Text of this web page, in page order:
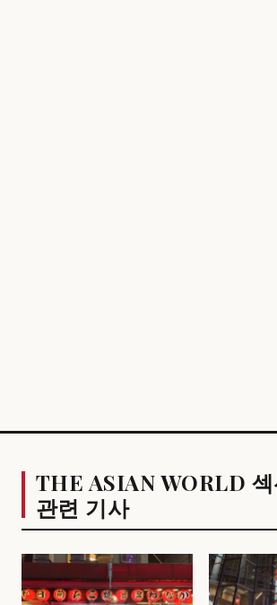
THE ASIAN WORLD 섹
관련 기사